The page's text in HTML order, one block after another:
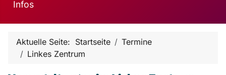
Infos
Aktuelle Seite: Startseite
Termine
Linkes Zentrum